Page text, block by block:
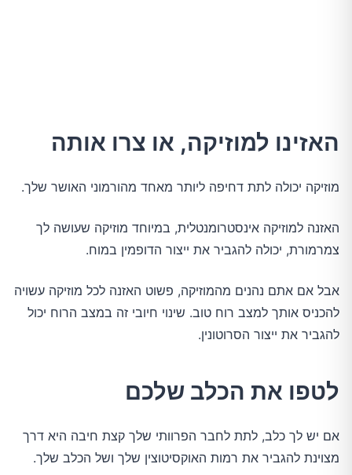
האזינו למוזיקה, או צרו אותה
מוזיקה יכולה לתת דחיפה ליותר מאחד מהורמוני האושר שלך.
האזנה למוזיקה אינסטרומנטלית, במיוחד מוזיקה שעושה לך
צמרמורת, יכולה להגביר את ייצור הדופמין במוח.
אבל אם אתם נהנים מהמוזיקה, פשוט האזנה לכל מוזיקה עשויה
להכניס אותך למצב רוח טוב. שינוי חיובי זה במצב הרוח יכול
להגביר את ייצור הסרוטונין.
לטפו את הכלב שלכם
אם יש לך כלב, לתת לחבר הפרוותי שלך קצת חיבה היא דרך
מצוינת להגביר את רמות האוקסיטוצין שלך ושל הכלב שלך.